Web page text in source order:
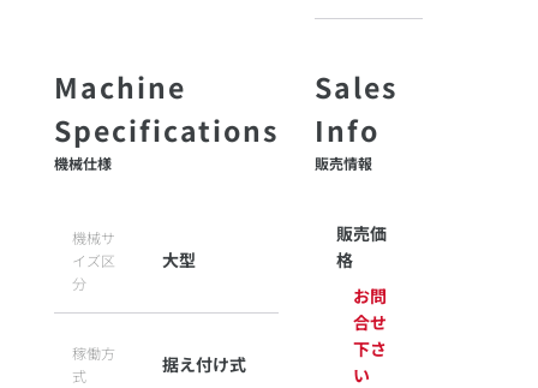
機械仕様
機械サ
イズ区
分
大型
稼働方
式
据え付け式
販売情報
販売価
格
お問
合せ
下さ
い